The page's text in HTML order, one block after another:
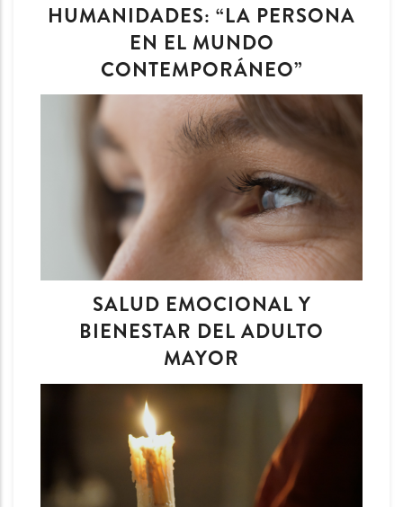
HUMANIDADES: “LA PERSONA
EN EL MUNDO
CONTEMPORÁNEO”
SALUD EMOCIONAL Y
BIENESTAR DEL ADULTO
MAYOR